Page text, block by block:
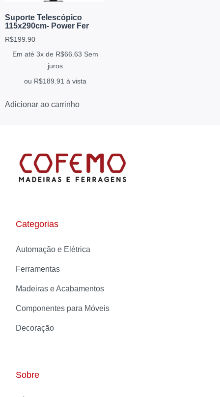
Suporte Telescópico
115x290cm- Power Fer
R$199.90
Em até 3x de R$66.63 Sem
juros
ou R$189.91 à vista
Adicionar ao carrinho
Categorias
Automação e Elétrica
Ferramentas
Madeiras e Acabamentos
Componentes para Móveis
Decoração
Sobre